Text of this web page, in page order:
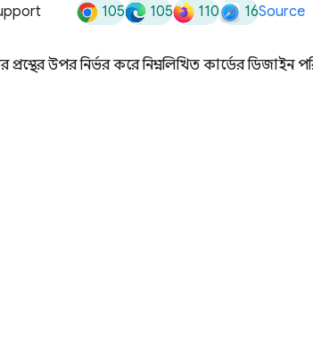
105 105 110 16Source
উপর নির্ভর করে নিম্নলিখিত কার্ডের ডিজাইন